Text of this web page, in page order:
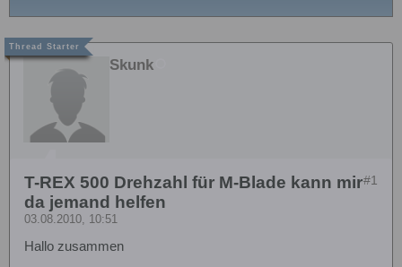
Skunk
#1
T-REX 500 Drehzahl für M-Blade kann mir
da jemand helfen
03.08.2010, 10:51
Hallo zusammen